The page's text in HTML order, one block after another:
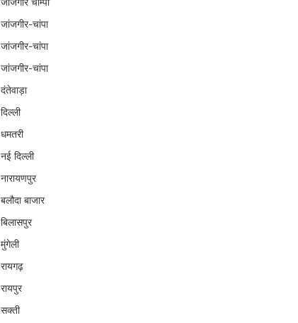
जांजगीर चाम्पा
जांजगीर-चांपा
जांजगीर-चांपा
जांजगीर-चांपा
दंतेवाड़ा
दिल्ली
धमतरी
नई दिल्ली
नारायणपुर
बलौदा बाजार
बिलासपुर
मुंगेली
रायगढ़
रायपुर
सक्ती